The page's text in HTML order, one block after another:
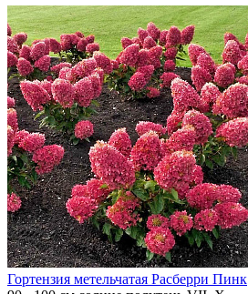
Гортензия метельчатая Расберри Пинк